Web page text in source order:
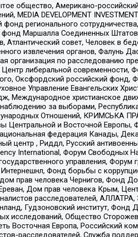
общество, Американо-
DEVELOPMENT INVESTMENT
регионального
Маршалла Соединенных
совет, Человек в
извлечения органов, Фалунь
организация по расследованию
либеральной современности,
Оксфордский российский фонд,
Управление Евангельских
Международное христианское
наблюдению за выборами,
Отношений, КРИМСЬКА
Центральной и Восточной Европы,
федерация Канады,
центр , Риддл, Русский
International, Форум Свободных
управления, Форум
Фонд борьбы с
прав человека Чернигов, Фонд
Дом прав человека Крым,
расследователей,
Гудзоновский институт, Фонд
исследований, Общество
Восточная Европа, Российский
расследователей, Служба